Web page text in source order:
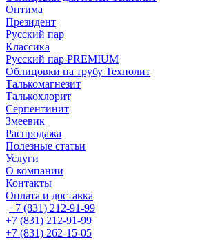
Оптима
Президент
Русский пар
Классика
Русский пар PREMIUM
Облицовки на трубу Технолит
Талькомагнезит
Талькохлорит
Серпентинит
Змеевик
Распродажа
Полезные статьи
Услуги
О компании
Контакты
Оплата и доставка
+7 (831) 212-91-99
+7 (831) 212-91-99
+7 (831) 262-15-05